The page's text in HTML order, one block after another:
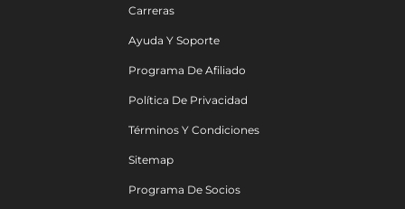
Carreras
Ayuda Y Soporte
Programa De Afiliado
Política De Privacidad
Términos Y Condiciones
Sitemap
Programa De Socios